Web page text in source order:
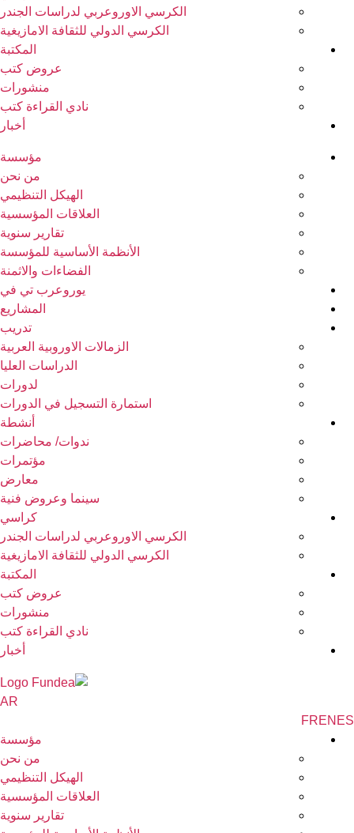
الكرسي الاوروعربي لدراسات الجندر
الكرسي الدولي للثقافة الامازيغية
المكتبة
عروض كتب
منشورات
نادي القراءة كتب
أخبار
مؤسسة
من نحن
الهيكل التنظيمي
العلاقات المؤسسية
تقارير سنوية
الأنظمة الأساسية للمؤسسة
الفضاءات والاثمنة
يوروعرب تي في
المشاريع
تدريب
الزمالات الاوروبية العربية
الدراسات العليا
لدورات
استمارة التسجيل في الدورات
أنشطة
ندوات/ محاضرات
مؤتمرات
معارض
سينما وعروض فنية
كراسي
الكرسي الاوروعربي لدراسات الجندر
الكرسي الدولي للثقافة الامازيغية
المكتبة
عروض كتب
منشورات
نادي القراءة كتب
أخبار
AR
EN
FR
مؤسسة
من نحن
الهيكل التنظيمي
العلاقات المؤسسية
تقارير سنوية